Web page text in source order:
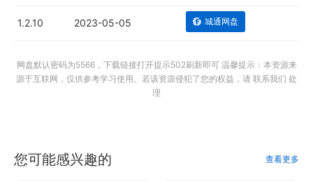
1.2.10 2023-05-05 城通网盘
网盘默认密码为5566，下载链接打开提示502刷新即可 温馨提示：本资源来
源于互联网，仅供参考学习使用。若该资源侵犯了您的权益，请 联系我们 处
理
您可能感兴趣的 查看更多